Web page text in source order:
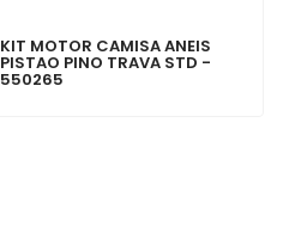
KIT MOTOR CAMISA ANEIS
PISTAO PINO TRAVA STD -
550265